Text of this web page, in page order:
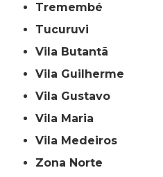
Tremembé
Tucuruvi
Vila Butantã
Vila Guilherme
Vila Gustavo
Vila Maria
Vila Medeiros
Zona Norte